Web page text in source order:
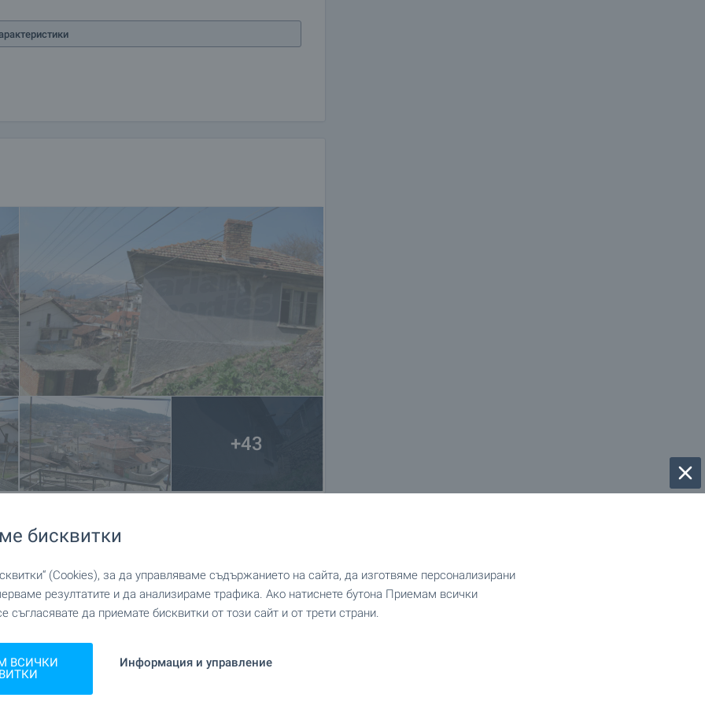
+43
бисквитки
(Cookies), за да управляваме съдържанието на сайта, да изготвяме персонализирани
резултатите и да анализираме трафика. Ако натиснете бутона Приемам всички
съгласявате да приемате бисквитки от този сайт и от трети страни.
ВСИЧКИ
Информация и управление